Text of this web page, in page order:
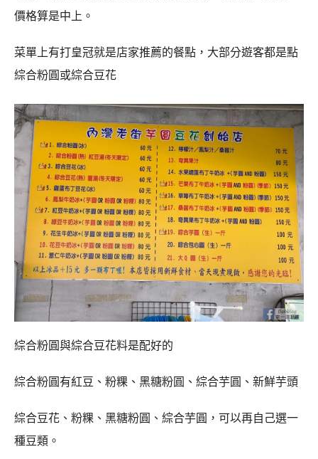
價格算是中上。
菜單上有打皇冠就是店家推薦的餐點，大部分遊客都是點
綜合粉圓或綜合豆花
綜合粉圓與綜合豆花料是配好的
綜合粉圓有紅豆、粉粿、黑糖粉圓、綜合芋圓、新鮮芋頭
綜合豆花、粉粿、黑糖粉圓、綜合芋圓，可以再自己選一
種豆類。